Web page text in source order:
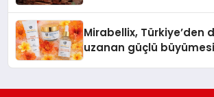
Mirabellix, Türkiye’den
uzanan güçlü